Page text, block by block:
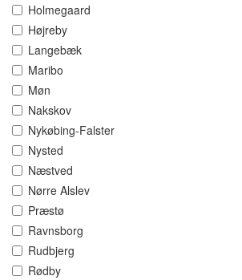
Holmegaard
Højreby
Langebæk
Maribo
Møn
Nakskov
Nykøbing-Falster
Nysted
Næstved
Nørre Alslev
Præstø
Ravnsborg
Rudbjerg
Rødby